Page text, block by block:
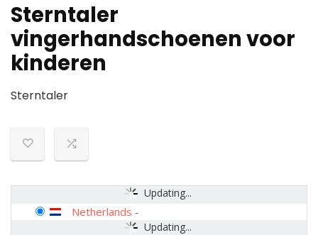
Sterntaler
vingerhandschoenen voor
kinderen
Sterntaler
Updating...
Updating...
Netherlands -